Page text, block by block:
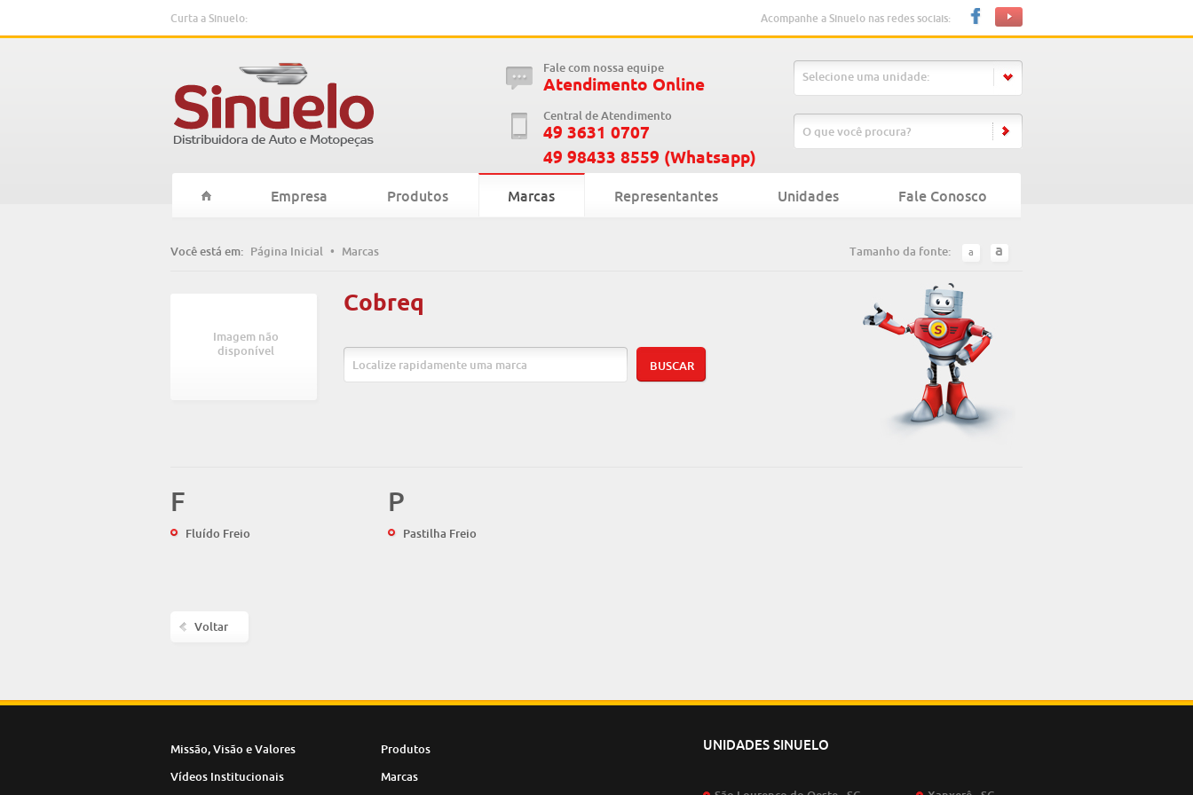
Curta a Sinuelo: Acompanhe a Sinuelo nas redes sociais:
Fale com nossa equipe
Atendimento Online
Central de Atendimento
49 3631 0707
49 98433 8559 (Whatsapp)
Selecione uma unidade:
Empresa Produtos Marcas Representantes Unidades Fale Conosco
Tamanho da fonte: a a
Você está em: Página Inicial • Marcas
Imagem não
disponível
Cobreq
F
Fluído Freio
P
Pastilha Freio
Voltar
UNIDADES SINUELO
Missão, Visão e Valores
Vídeos Institucionais
Produtos
Marcas